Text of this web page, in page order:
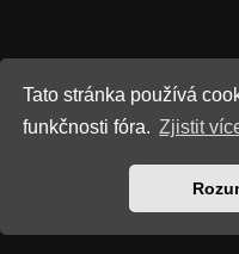
Tato stránka používá
funkčnosti fóra. Zjistit